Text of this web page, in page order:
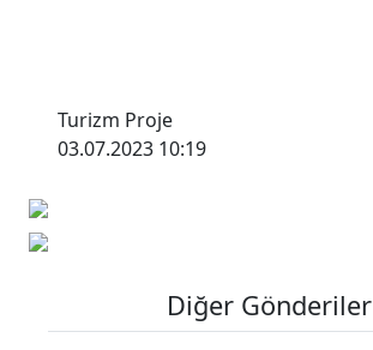
Turizm Proje
03.07.2023 10:19
Diğer Gönderiler